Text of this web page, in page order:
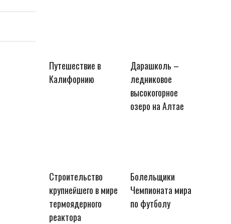
Путешествие в
Калифорнию
Дарашколь –
ледниковое
высокогорное
озеро на Алтае
Строительство
крупнейшего в мире
термоядерного
реактора
Болельщики
Чемпионата мира
по футболу